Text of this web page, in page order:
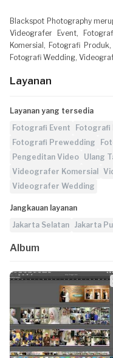
Blackspot Photography
Videografer Event,
Komersial, Fotografi
Fotografi Wedding,
Layanan
Layanan yang tersedia
Fotografi Event
Fotografi
Fotografi Prewedding
Pengeditan Video Ulang
Videografer Komersial
Videografer Wedding
Jangkauan layanan
Jakarta Selatan Jakarta
Album